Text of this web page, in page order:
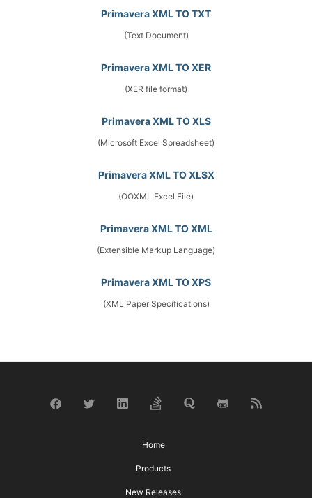
Primavera XML TO TXT
(Text Document)
Primavera XML TO XER
(XER file format)
Primavera XML TO XLS
(Microsoft Excel Spreadsheet)
Primavera XML TO XLSX
(OOXML Excel File)
Primavera XML TO XML
(Extensible Markup Language)
Primavera XML TO XPS
(XML Paper Specifications)
Home
Products
New Releases